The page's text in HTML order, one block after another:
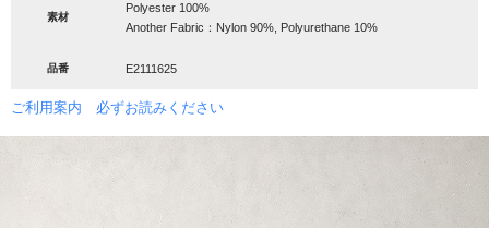
素材
Polyester 100%
Another Fabric：Nylon 90%, Polyurethane 10%
品番 E2111625
ご利用案内 必ずお読みください